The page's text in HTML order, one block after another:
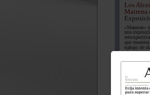
Los
Mairena
«Maneras»
una
retrospectiva
que muestra
trabajo de
años de
mairenero
Ortega.
de la Villa
y las Artes.
30